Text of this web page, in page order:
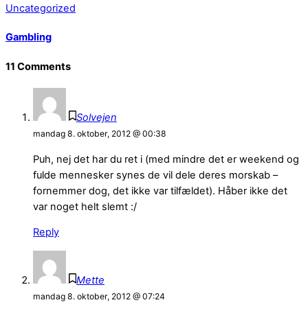
Uncategorized
Gambling
11 Comments
Solvejen
mandag 8. oktober, 2012 @ 00:38
Puh, nej det har du ret i (med mindre det er weekend og
fulde mennesker synes de vil dele deres morskab –
fornemmer dog, det ikke var tilfældet). Håber ikke det
var noget helt slemt :/
Reply
Mette
mandag 8. oktober, 2012 @ 07:24